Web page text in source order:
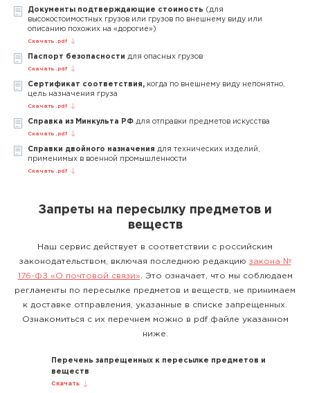
Документы подтверждающие стоимость (для
высокостоимостных грузов или грузов по внешнему виду или
описанию похожих на «дорогие»)
Скачать .pdf
Паспорт безопасности для опасных грузов
Скачать .pdf
Сертификат соответствия, когда по внешнему виду непонятно,
цель назначения груза
Скачать .pdf
Справка из Минкульта РФ для отправки предметов искусства
Скачать .pdf
Справки двойного назначения для технических изделий,
применимых в военной промышленности
Скачать .pdf
Запреты на пересылку предметов и
веществ
Наш сервис действует в соответствии с российским
законодательством, включая последнюю редакцию закона №
176-ФЗ «О почтовой связи». Это означает, что мы соблюдаем
регламенты по пересылке предметов и веществ, не принимаем
к доставке отправления, указанные в списке запрещенных.
Ознакомиться с их перечнем можно в pdf файле указанном
ниже.
Перечень запрещенных к пересылке предметов и
веществ
Скачать